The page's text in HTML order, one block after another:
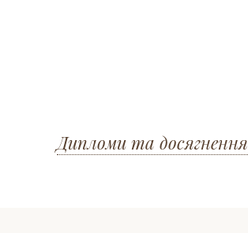
Дипломи та досягнення